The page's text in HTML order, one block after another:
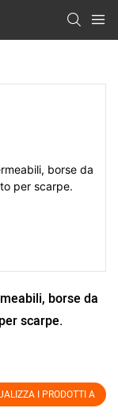
borse da
scarpe.
I PRODOTTI A